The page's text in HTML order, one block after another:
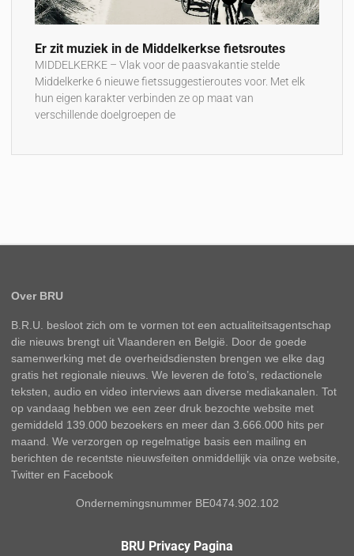
Er zit muziek in de Middelkerkse fietsroutes
MIDDELKERKE – Vlak voor de paasvakantie stelde
Middelkerke 6 nieuwe fietssuggestieroutes voor. Met elk
hun eigen karakter verbinden ze op maat van
verschillende doelgroepen de
Over BRU
B.R.U. besloot zich om te vormen tot een actualiteitsagentschap
die nieuws brengt uit Vlaanderen en België. Door de goede
samenwerking met de overheidsdiensten brengen we elke dag
gratis het regionale nieuws. We leveren de foto’s, redactionele
teksten, audio en video interviews aan diverse mediakanalen. Tot
op vandaag hebben we een zeer druk bezochte website met
gemiddeld 139.000 bezoekers en meer dan 3.666.000 hits per
maand. We verzorgen op regelmatige basis een mailing en
berichten de recentste nieuwsfeiten onmiddellijk via onze website,
Twitter en Facebook
Ondernemingsnummer BE0474.902.102
BRU Privacy Pagina